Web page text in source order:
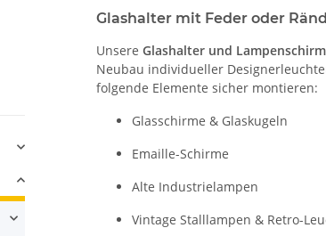
Glashalter mit Feder oder
Unsere Glashalter und
Neubau individueller
folgende Elemente sicher montieren:
Glasschirme & Glaskugeln
Emaille-Schirme
Alte Industrielampen
Vintage Stalllampen & Retro-